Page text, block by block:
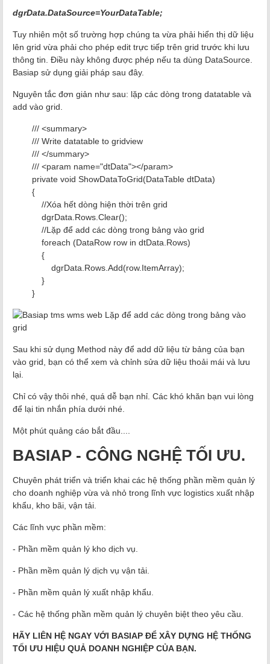
dgrData.DataSource=YourDataTable;
Tuy nhiên một số trường hợp chúng ta vừa phải hiển thị dữ liệu
lên grid vừa phải cho phép edit trực tiếp trên grid trước khi lưu
thông tin. Điều này không được phép nếu ta dùng DataSource.
Basiap sử dụng giải pháp sau đây.
Nguyên tắc đơn giản như sau: lặp các dòng trong datatable và
add vào grid.
/// <summary>
/// Write datatable to gridview
/// </summary>
/// <param name="dtData"></param>
private void ShowDataToGrid(DataTable dtData)
{
//Xóa hết dòng hiện thời trên grid
dgrData.Rows.Clear();
//Lặp để add các dòng trong bảng vào grid
foreach (DataRow row in dtData.Rows)
{
dgrData.Rows.Add(row.ItemArray);
}
}
Sau khi sử dụng Method này để add dữ liệu từ bảng của bạn
vào grid, bạn có thể xem và chỉnh sửa dữ liệu thoải mái và lưu
lại.
Chỉ có vậy thôi nhé, quá dễ bạn nhỉ. Các khó khăn bạn vui lòng
để lại tin nhắn phía dưới nhé.
Một phút quảng cáo bắt đầu....
BASIAP - CÔNG NGHỆ TỐI ƯU.
Chuyên phát triển và triển khai các hệ thống phần mềm quản lý
cho doanh nghiệp vừa và nhỏ trong lĩnh vực logistics xuất nhập
khẩu, kho bãi, vận tải.
Các lĩnh vực phần mềm:
- Phần mềm quản lý kho dịch vụ.
- Phần mềm quản lý dịch vụ vận tải.
- Phần mềm quản lý xuất nhập khẩu.
- Các hệ thống phần mềm quản lý chuyên biệt theo yêu cầu.
HÃY LIÊN HỆ NGAY VỚI BASIAP ĐỂ XÂY DỰNG HỆ THỐNG
TỐI ƯU HIỆU QUẢ DOANH NGHIỆP CỦA BẠN.